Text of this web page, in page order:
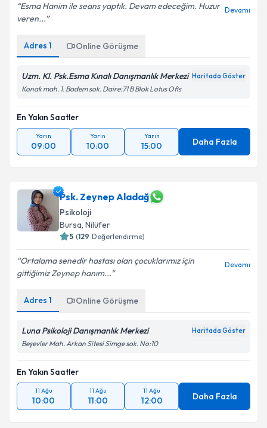
Esma Hanim ile seans yaptık. Devam edeceğim. Huzur
veren...
Devamı
Adres 1 Online Görüşme
Uzm. Kl. Psk.Esma Kınalı Danışmanlık Merkezi Haritada Göster
Konak mah. 1. Badem sok. Daire:71 B Blok Lotus Ofis
En Yakın Saatler
Yarın
09:00
Yarın
10:00
Yarın
15:00 Daha Fazla
Psk. Zeynep Aladağ
Psikoloji
Bursa, Nilüfer
5 (129 Değerlendirme)
Ortalama senedir hastası olan çocuklarımız için
gittiğimiz Zeynep hanım...
Devamı
Adres 1 Online Görüşme
Luna Psikoloji Danışmanlık Merkezi Haritada Göster
Beşevler Mah. Arkan Sitesi Simge sok. No:10
En Yakın Saatler
11 Ağu
10:00
11 Ağu
11:00
11 Ağu
12:00 Daha Fazla